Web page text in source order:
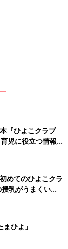
『ひよこクラブ
児に役立つ情報が
めてのひよこクラ
乳がうまくい
トラブル 解決テ
ひよ」